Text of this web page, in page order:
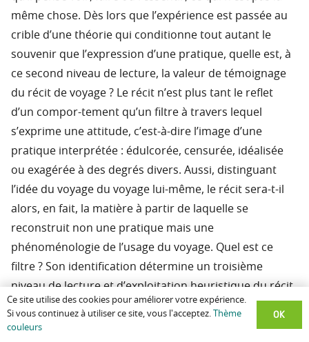
même chose. Dès lors que l’expérience est passée au
crible d’une théorie qui conditionne tout autant le
souvenir que l’expression d’une pratique, quelle est, à
ce second niveau de lecture, la valeur de témoignage
du récit de voyage ? Le récit n’est plus tant le reflet
d’un compor-tement qu’un filtre à travers lequel
s’exprime une attitude, c’est-à-dire l’image d’une
pratique interprétée : édulcorée, censurée, idéalisée
ou exagérée à des degrés divers. Aussi, distinguant
l’idée du voyage du voyage lui-même, le récit sera-t-il
alors, en fait, la matière à partir de laquelle se
reconstruit non une pratique mais une
phénoménologie de l’usage du voyage. Quel est ce
filtre ? Son identification détermine un troisième
niveau de lecture et d’exploitation heuristique du récit
de voyage. Pour le définir, je ferai référence ici à Paul
Ricur (Temps et récit, 1983-1985) et à René Girar
Ce site utilise des cookies pour améliorer votre expérience.
Si vous continuez à utiliser ce site, vous l'acceptez.
Thème
couleurs
OK